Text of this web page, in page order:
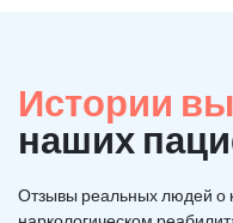
Истории
наших
Отзывы реальных людей о